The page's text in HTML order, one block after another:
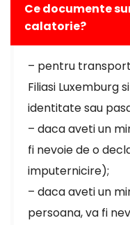
Ce documente
calatorie?
– pentru
Filiasi Luxemburg
identitate sau
– daca aveti un
fi nevoie de o
imputernicire);
– daca aveti un
persoana, va fi